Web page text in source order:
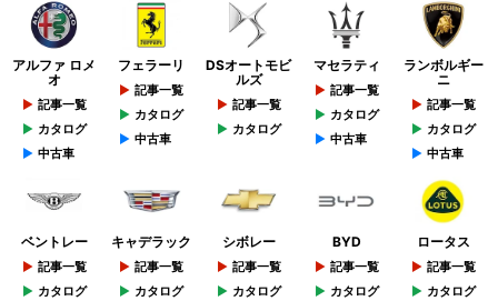
アルファ ロメ
オ
記事一覧
カタログ
中古車
フェラーリ
記事一覧
カタログ
中古車
DSオートモビ
ルズ
記事一覧
カタログ
マセラティ
記事一覧
カタログ
中古車
ランボルギー
ニ
記事一覧
カタログ
中古車
ベントレー
記事一覧
カタログ
キャデラック
記事一覧
カタログ
シボレー
記事一覧
カタログ
BYD
記事一覧
カタログ
ロータス
記事一覧
カタログ